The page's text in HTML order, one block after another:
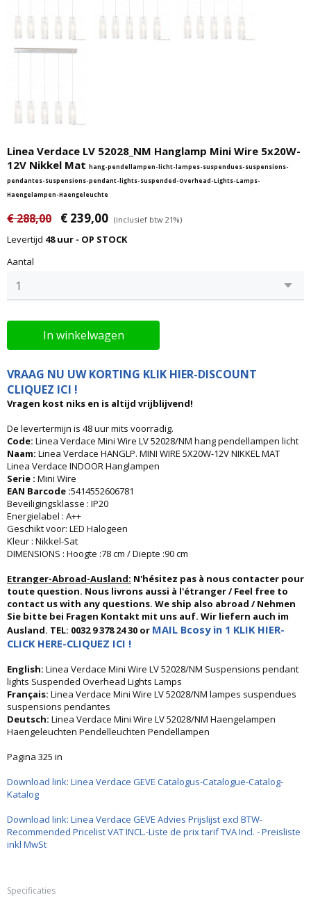
Linea Verdace LV 52028_NM Hanglamp Mini Wire 5x20W-
12V Nikkel Mat hang-pendellampen-licht-lampes-suspendues-suspensions-
pendantes-Suspensions-pendant-lights-Suspended-Overhead-Lights-Lamps-
Haengelampen-Haengeleuchte
€ 288,00 € 239,00 (inclusief btw 21%)
Levertijd 48 uur - OP STOCK
Aantal
In winkelwagen
VRAAG NU UW KORTING KLIK HIER-DISCOUNT
CLIQUEZ ICI !
Vragen kost niks en is altijd vrijblijvend!
De levertermijn is 48 uur mits voorradig.
Code: Linea Verdace Mini Wire LV 52028/NM hang pendellampen licht
Naam: Linea Verdace HANGLP. MINI WIRE 5X20W-12V NIKKEL MAT
Linea Verdace INDOOR Hanglampen
Serie : Mini Wire
EAN Barcode :5414552606781
Beveiligingsklasse : IP20
Energielabel : A++
Geschikt voor: LED Halogeen
Kleur : Nikkel-Sat
DIMENSIONS : Hoogte :78 cm / Diepte :90 cm
Etranger-Abroad-Ausland: N'hésitez pas à nous contacter pour
toute question. Nous livrons aussi à l'étranger / Feel free to
contact us with any questions. We ship also abroad / Nehmen
Sie bitte bei Fragen Kontakt mit uns auf. Wir liefern auch im
Ausland. TEL: 0032 9 378 24 30 or MAIL Bcosy in 1 KLIK HIER-
CLICK HERE-CLIQUEZ ICI !
English: Linea Verdace Mini Wire LV 52028/NM Suspensions pendant
lights Suspended Overhead Lights Lamps
Français: Linea Verdace Mini Wire LV 52028/NM lampes suspendues
suspensions pendantes
Deutsch: Linea Verdace Mini Wire LV 52028/NM Haengelampen
Haengeleuchten Pendelleuchten Pendellampen
Pagina 325 in
Download link: Linea Verdace GEVE Catalogus-Catalogue-Catalog-
Katalog
Download link: Linea Verdace GEVE Advies Prijslijst excl BTW-
Recommended Pricelist VAT INCL.-Liste de prix tarif TVA Incl. - Preisliste
inkl MwSt
Specificaties